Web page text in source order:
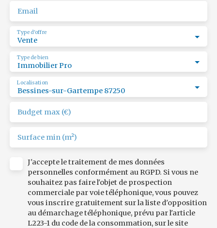
Email
Vente
Type d'offre
Immobilier Pro
Type de bien
Bessines-sur-Gartempe 87250
Localisation
Budget max (€)
Surface min (m²)
J'accepte le traitement de mes données
personnelles conformément au RGPD. Si vous ne
souhaitez pas faire l'objet de prospection
commerciale par voie téléphonique, vous pouvez
vous inscrire gratuitement sur la liste d'opposition
au démarchage téléphonique, prévu par l'article
L223-1 du code de la consommation, sur le site